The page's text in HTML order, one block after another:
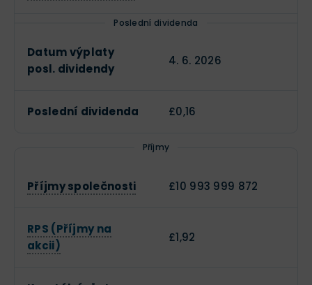
Poslední dividenda
Datum výplaty
posl. dividendy
4. 6. 2026
Poslední dividenda £0,16
Příjmy
Příjmy společnosti £10 993 999 872
RPS (Příjmy na
akcii)
£1,92